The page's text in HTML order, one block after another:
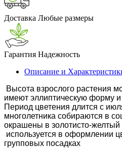
Доставка Любые размеры
Гарантия Надежность
Описание и
Высота взрослого растения
имеют эллиптическую форму
Период цветения длится с
многолетника собираются в
окрашены в золотисто-
используется в оформлении
групповых посадках